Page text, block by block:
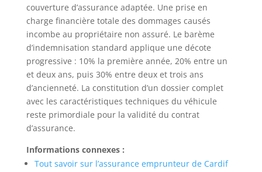
couverture d’assurance adaptée. Une prise en
charge financière totale des dommages causés
incombe au propriétaire non assuré. Le barème
d’indemnisation standard applique une décote
progressive : 10% la première année, 20% entre un
et deux ans, puis 30% entre deux et trois ans
d’ancienneté. La constitution d’un dossier complet
avec les caractéristiques techniques du véhicule
reste primordiale pour la validité du contrat
d’assurance.
Informations connexes :
Tout savoir sur l’assurance emprunteur de Cardif